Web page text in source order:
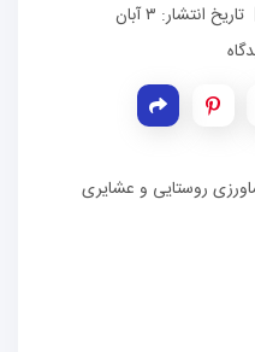
تاریخ انتشار: ۳ آبان
روستایی و عشایری